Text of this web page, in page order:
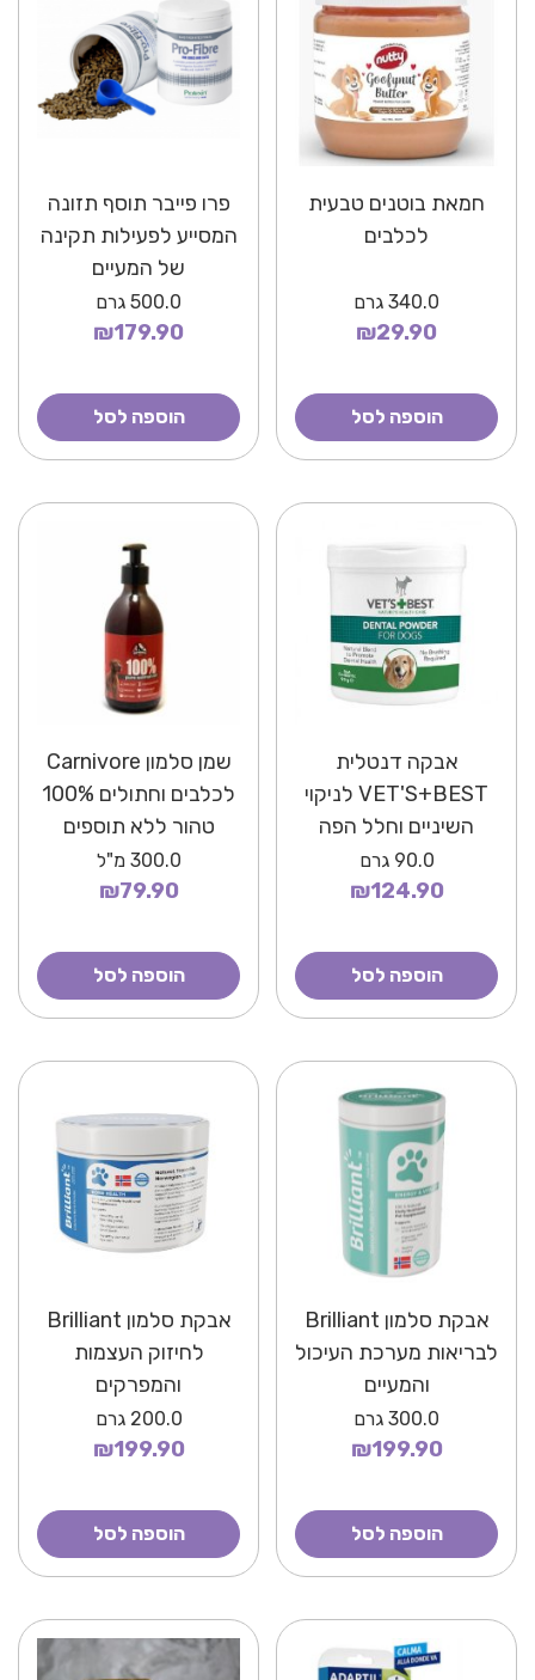
חמאת בוטנים טבעית
לכלבים
340.0 גרם
₪29.90
הוספה לסל
פרו פייבר תוסף תזונה
המסייע לפעילות תקינה
של המעיים
500.0 גרם
₪179.90
הוספה לסל
אבקה דנטלית
VET'S+BEST לניקוי
השיניים וחלל הפה
90.0 גרם
₪124.90
הוספה לסל
שמן סלמון Carnivore
לכלבים וחתולים 100%
טהור ללא תוספים
300.0 מ"ל
₪79.90
הוספה לסל
אבקת סלמון Brilliant
לבריאות מערכת העיכול
והמעיים
300.0 גרם
₪199.90
הוספה לסל
אבקת סלמון Brilliant
לחיזוק העצמות
והמפרקים
200.0 גרם
₪199.90
הוספה לסל